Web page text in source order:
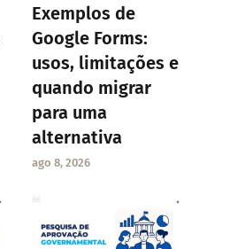
Exemplos de
Google Forms:
usos, limitações e
quando migrar
para uma
alternativa
ago 8, 2026